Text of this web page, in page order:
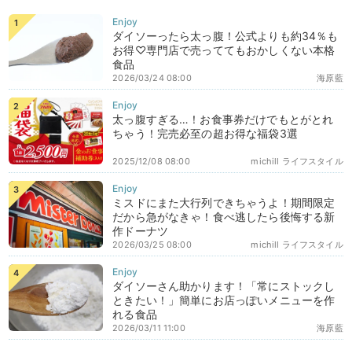
ダイソーったら太っ腹！公式よりも約34％も
お得♡専門店で売っててもおかしくない本格
食品
海原藍
2026/03/24 08:00
太っ腹すぎる…！お食事券だけでもとがとれ
ちゃう！完売必至の超お得な福袋3選
michill ライフスタイル
2025/12/08 08:00
ミスドにまた大行列できちゃうよ！期間限定
だから急がなきゃ！食べ逃したら後悔する新
作ドーナツ
michill ライフスタイル
2026/03/25 08:00
ダイソーさん助かります！「常にストックし
ときたい！」簡単にお店っぽいメニューを作
れる食品
海原藍
2026/03/11 11:00